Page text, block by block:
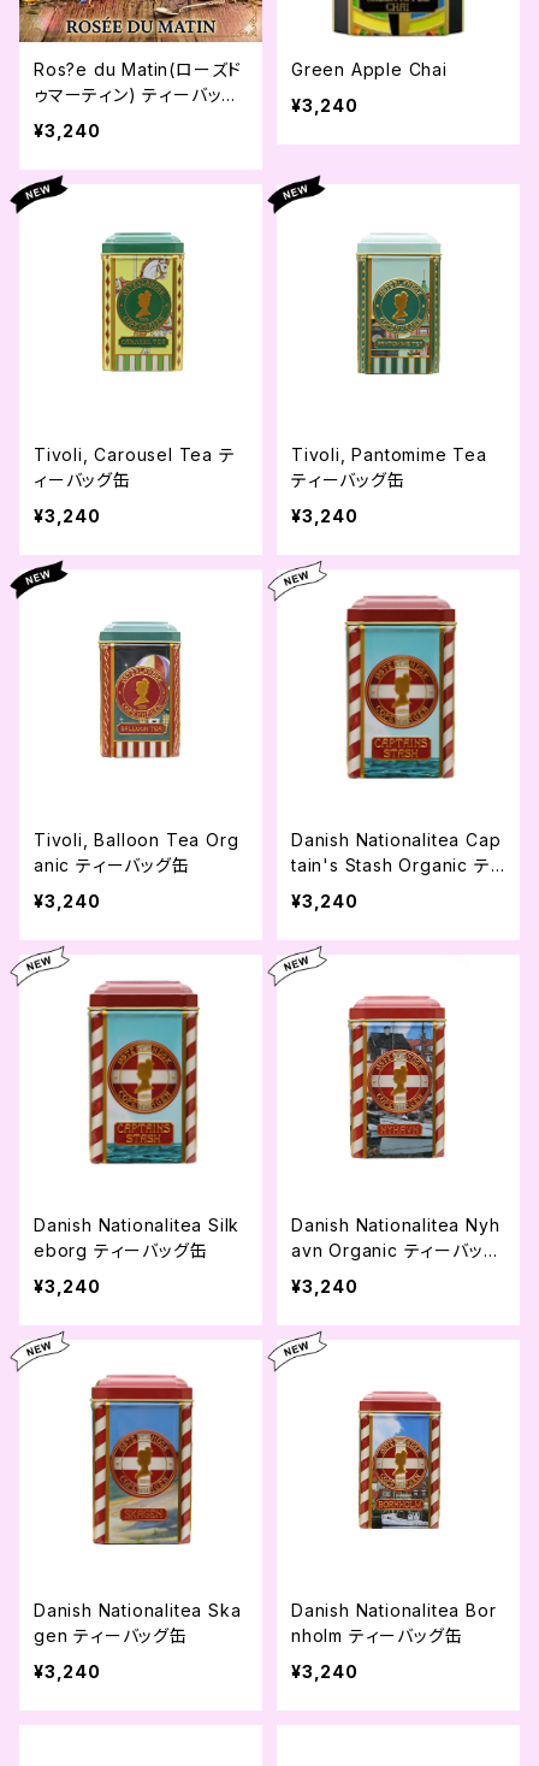
Ros?e du Matin(ローズド
ゥマーティン) ティーバッグ
缶
¥3,240
Green Apple Chai
¥3,240
Tivoli, Carousel Tea テ
ィーバッグ缶
¥3,240
Tivoli, Pantomime Tea
ティーバッグ缶
¥3,240
Tivoli, Balloon Tea Org
anic ティーバッグ缶
¥3,240
Danish Nationalitea Cap
tain's Stash Organic ティ
ーバッグ缶
¥3,240
Danish Nationalitea Silk
eborg ティーバッグ缶
¥3,240
Danish Nationalitea Nyh
avn Organic ティーバッグ
缶
¥3,240
Danish Nationalitea Ska
gen ティーバッグ缶
¥3,240
Danish Nationalitea Bor
nholm ティーバッグ缶
¥3,240